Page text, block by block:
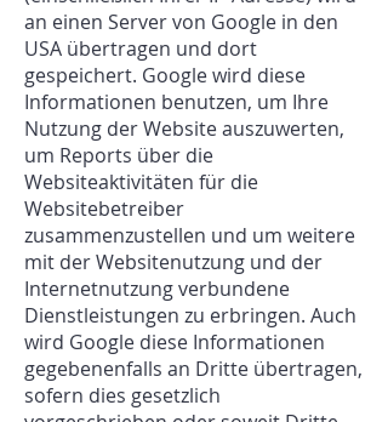
an einen Server von Google in den
USA übertragen und dort
gespeichert. Google wird diese
Informationen benutzen, um Ihre
Nutzung der Website auszuwerten,
um Reports über die
Websiteaktivitäten für die
Websitebetreiber
zusammenzustellen und um weitere
mit der Websitenutzung und der
Internetnutzung verbundene
Dienstleistungen zu erbringen. Auch
wird Google diese Informationen
gegebenenfalls an Dritte übertragen,
sofern dies gesetzlich